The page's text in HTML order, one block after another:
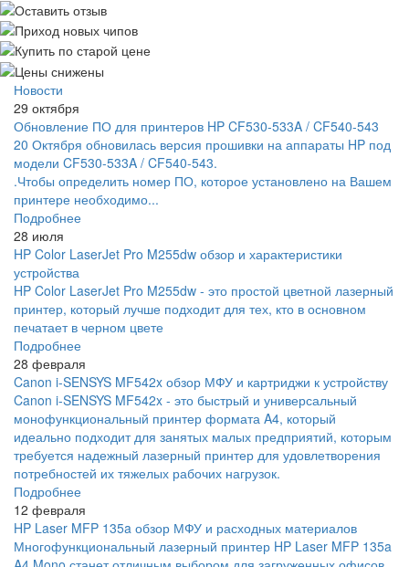
Новости
29 октября
Обновление ПО для принтеров HP CF530-533A / CF540-543
20 Октября обновилась версия прошивки на аппараты HP под
модели CF530-533A / CF540-543.
.Чтобы определить номер ПО, которое установлено на Вашем
принтере необходимо...
Подробнее
28 июля
HP Color LaserJet Pro M255dw обзор и характеристики
устройства
HP Color LaserJet Pro M255dw - это простой цветной лазерный
принтер, который лучше подходит для тех, кто в основном
печатает в черном цвете
Подробнее
28 февраля
Canon i-SENSYS MF542x обзор МФУ и картриджи к устройству
Canon i-SENSYS MF542x - это быстрый и универсальный
монофункциональный принтер формата A4, который
идеально подходит для занятых малых предприятий, которым
требуется надежный лазерный принтер для удовлетворения
потребностей их тяжелых рабочих нагрузок.
Подробнее
12 февраля
HP Laser MFP 135a обзор МФУ и расходных материалов
Многофункциональный лазерный принтер HP Laser MFP 135a